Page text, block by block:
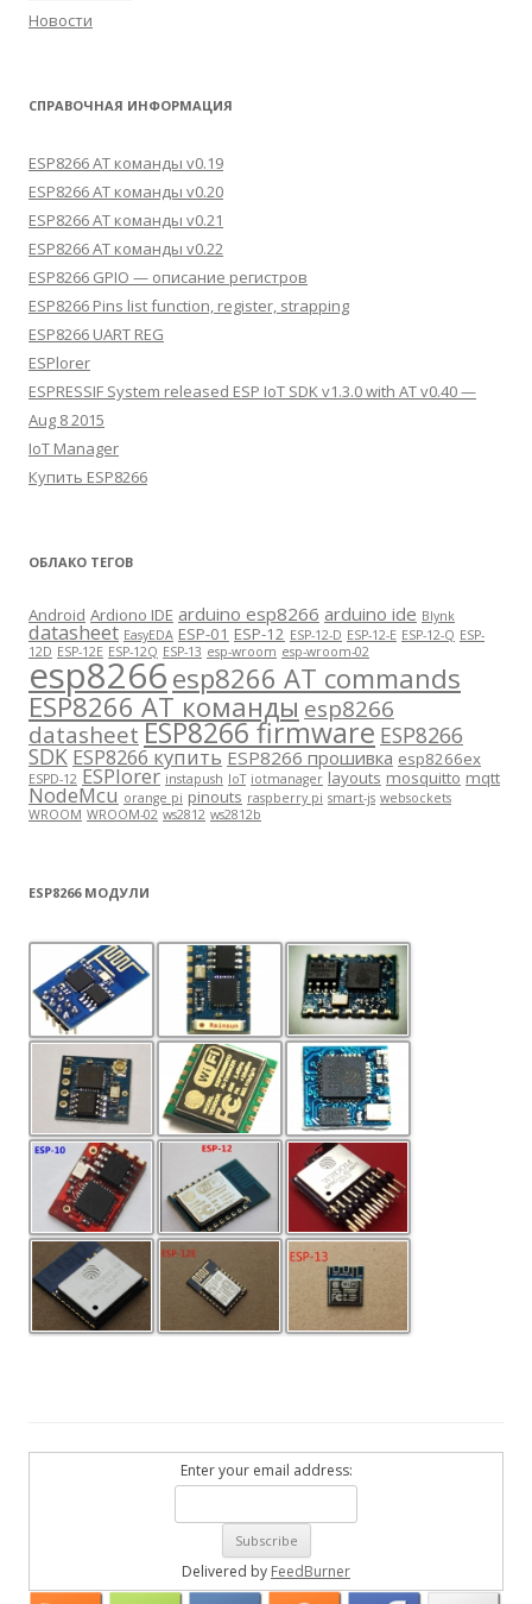
Новости
СПРАВОЧНАЯ ИНФОРМАЦИЯ
ESP8266 AT команды v0.19
ESP8266 AT команды v0.20
ESP8266 AT команды v0.21
ESP8266 AT команды v0.22
ESP8266 GPIO — описание регистров
ESP8266 Pins list function, register, strapping
ESP8266 UART REG
ESPlorer
ESPRESSIF System released ESP IoT SDK v1.3.0 with AT v0.40 —
Aug 8 2015
IoT Manager
Купить ESP8266
ОБЛАКО ТЕГОВ
Android Ardiono IDE arduino esp8266 arduino ide Blynk
datasheet EasyEDA ESP-01 ESP-12 ESP-12-D ESP-12-E ESP-12-Q ESP-
12D ESP-12E ESP-12Q ESP-13 esp-wroom esp-wroom-02
esp8266 esp8266 AT commands
ESP8266 AT команды esp8266
datasheet ESP8266 firmware ESP8266
SDK ESP8266 купить ESP8266 прошивка esp8266ex
ESPD-12 ESPlorer instapush IoT iotmanager layouts mosquitto mqtt
NodeMcu orange pi pinouts raspberry pi smart-js websockets
WROOM WROOM-02 ws2812 ws2812b
ESP8266 МОДУЛИ
Enter your email address:
Delivered by FeedBurner